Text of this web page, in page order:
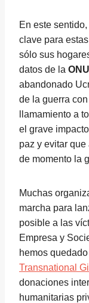
En este sentido,
clave para
sólo sus
datos de la ONU
abandonado
de la guerra
llamamiento a
el grave
paz y evitar
de momento la
Muchas
marcha para
posible a las
Empresa y
hemos
Transnational
donaciones
humanitarias